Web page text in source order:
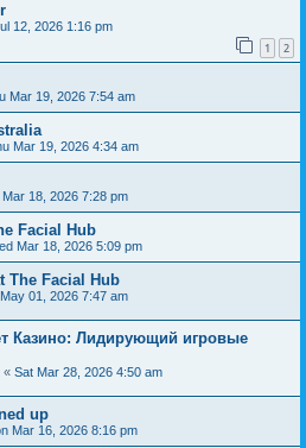
12, 2026 1:16 pm
1 2
Mar 19, 2026 7:54 am
Mar 19, 2026 4:34 am
Mar 18, 2026 7:28 pm
Facial Hub
Mar 18, 2026 5:09 pm
The Facial Hub
01, 2026 7:47 am
Казино: Лидирующий игровые
« Sat Mar 28, 2026 4:50 am
up
Mar 16, 2026 8:16 pm